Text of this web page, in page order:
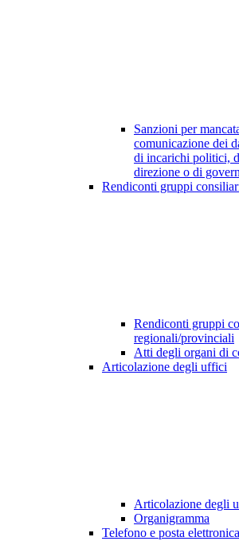
Sanzioni per
comunicazione dei
di incarichi politici,
direzione o di
Rendiconti gruppi
Rendiconti gruppi
regionali/provinciali
Atti degli organi di
Articolazione degli uffici
Articolazione degli
Organigramma
Telefono e posta elettronica